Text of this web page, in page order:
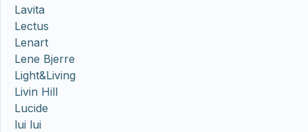
Lavita
Lectus
Lenart
Lene Bjerre
Light&Living
Livin Hill
Lucide
lui lui